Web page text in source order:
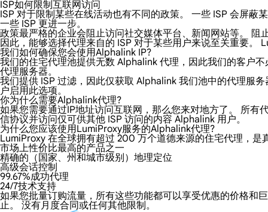
ISP如何限制互联网访问
ISP 对于限制某些在线活动也有不同的政策。 一些 ISP 会屏
一些 ISP 更进一步。
政策最严格的企业会阻止访问社交媒体平台、新闻网站等。
因此，能够选择代理来自的 ISP 对于某些用户来说至关重要
我们如何确保您会使用Alphalink IP?
我们的住宅代理池提供无数 Alphalink 代理，因此我们的客户
代理服务器。
我们提供 ISP 过滤，因此仅获取 Alphalink 我们池中的代理服
户启用此选项。
你为什么需要Alphalink代理?
如果您需要通过IP地址访问互联网，那么您来对地方了。 所有
信协议并访问仅可供其他 ISP 访问的内容 Alphalink 用户。
为什么您应该使用LumiProxy服务的Alphalink代理?
LumiProxy 在全球拥有超过 200 万个道德来源的住宅代理，
市场上性价比最高的产品之一
精确的（国家、州和城市级别）地理定位
高级会话控制
99.67%成功代理
24/7技术支持
如果您批量订购流量，所有这些功能都可以享受优惠的价格和
止。 没有月度合同或任何其他限制。